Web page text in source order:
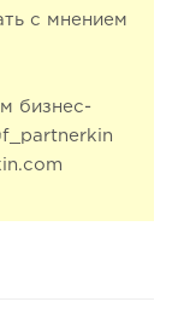
с мнением
бизнес-